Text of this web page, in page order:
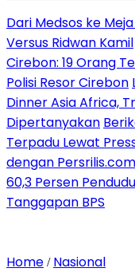
Dari Medsos ke
Versus Ridwan Kamil
Cirebon: 19 Orang
Polisi Resor Cirebon
Dinner Asia Africa,
Dipertanyakan
Terpadu Lewat
dengan Persrilis.com
60,3 Persen
Tanggapan BPS
Home / Nasional